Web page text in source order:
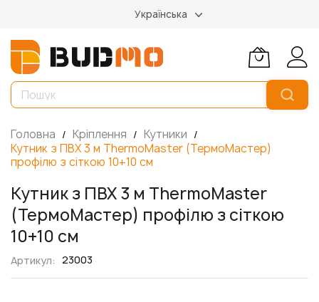
Українська
Головна Кріплення
Кутники
Кутник з ПВХ 3 м ThermoMaster (ТермоМастер)
профілю з сіткою 10+10 см
Кутник з ПВХ 3 м ThermoMaster
(ТермоМастер) профілю з сіткою
10+10 см
Артикул 23003